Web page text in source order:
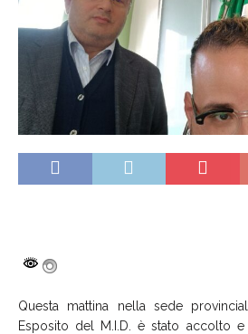
Questa mattina nella sede
Esposito del M.I.D. è stato accolto